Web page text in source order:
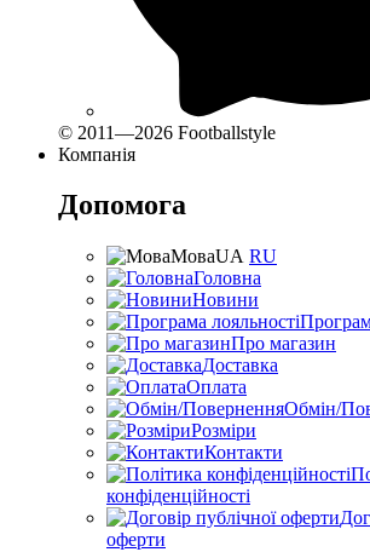
© 2011—2026 Footballstyle
Компанія
Допомога
МоваUA RU
Головна
Новини
Про магазин
Доставка
Оплата
Обмін/
Розміри
Контакти
конфіденційності
оферти